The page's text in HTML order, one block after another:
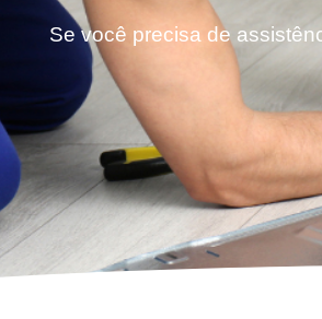
Se você precisa de